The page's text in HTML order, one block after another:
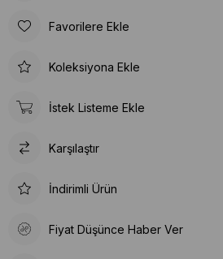
Favorilere Ekle
Koleksiyona Ekle
İstek Listeme Ekle
Karşılaştır
İndirimli Ürün
Fiyat Düşünce Haber Ver